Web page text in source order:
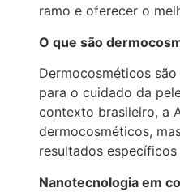
ramo e oferecer o
O que são
Dermocosméticos
para o cuidado da
contexto brasileiro, a
dermocosméticos,
resultados
Nanotecnologia em